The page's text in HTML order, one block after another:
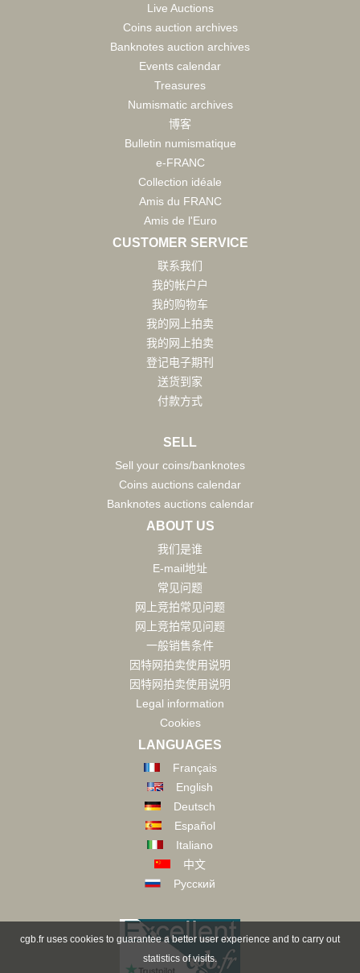
Live Auctions
Coins auction archives
Banknotes auction archives
Events calendar
Treasures
Numismatic archives
博客
Bulletin numismatique
e-FRANC
Collection idéale
Amis du FRANC
Amis de l'Euro
CUSTOMER SERVICE
联系我们
我的帐户户
我的购物车
我的网上拍卖
我的网上拍卖
登记电子期刊
送货到家
付款方式
SELL
Sell your coins/banknotes
Coins auctions calendar
Banknotes auctions calendar
ABOUT US
我们是谁
E-mail地址
常见问题
网上竞拍常见问题
网上竞拍常见问题
一般销售条件
因特网拍卖使用说明
因特网拍卖使用说明
Legal information
Cookies
LANGUAGES
Français
English
Deutsch
Español
Italiano
中文
Русский
cgb.fr uses cookies to guarantee a better user experience and to carry out
statistics of visits.